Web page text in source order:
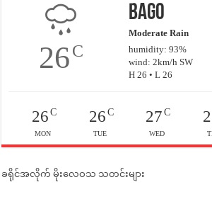
26C
Bago
Moderate Rain
humidity: 93%
wind: 2km/h SW
H 26 • L 26
26C
MON
26C
TUE
27 C
WED
ခရိုင်အလိုက် မိုးလေဝသ သတင်းများ